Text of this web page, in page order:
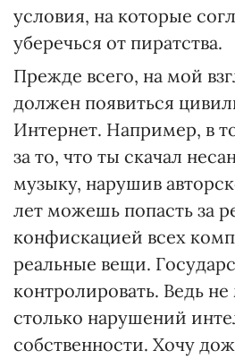
условия, на которые
уберечься от пиратства.
Прежде всего, на мой
должен появиться
Интернет. Например, в
за то, что ты скачал
музыку, нарушив
лет можешь попасть за
конфискацией всех
реальные вещи.
контролировать. Ведь
столько нарушений
собственности. Хочу